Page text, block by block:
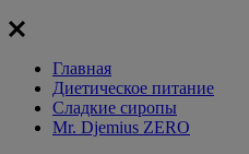
Главная
Диетическое питание
Сладкие сиропы
Mr. Djemius ZERO